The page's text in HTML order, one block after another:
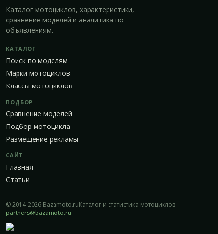
Каталог мотоциклов, характеристики,
сравнение моделей и аналитика по
объявлениям.
КАТАЛОГ
Поиск по моделям
Марки мотоциклов
Классы мотоциклов
ПОДБОР
Сравнение моделей
Подбор мотоцикла
Размещение рекламы
САЙТ
Главная
Статьи
© 2014-2026 Bazamoto.ruКаталог и статистика мотоциклов
partners@bazamoto.ru